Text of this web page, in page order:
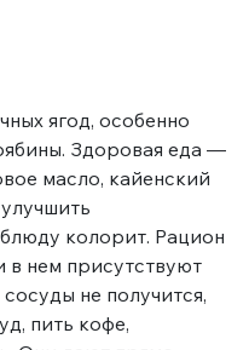
ягод, особенно
Здоровая еда —
масло, кайенский
колорит. Рацион
в нем присутствуют
не получится,
пить кофе,